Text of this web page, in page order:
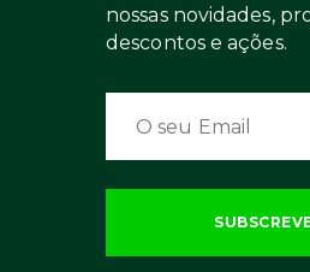
nossas novidades,
descontos e ações.